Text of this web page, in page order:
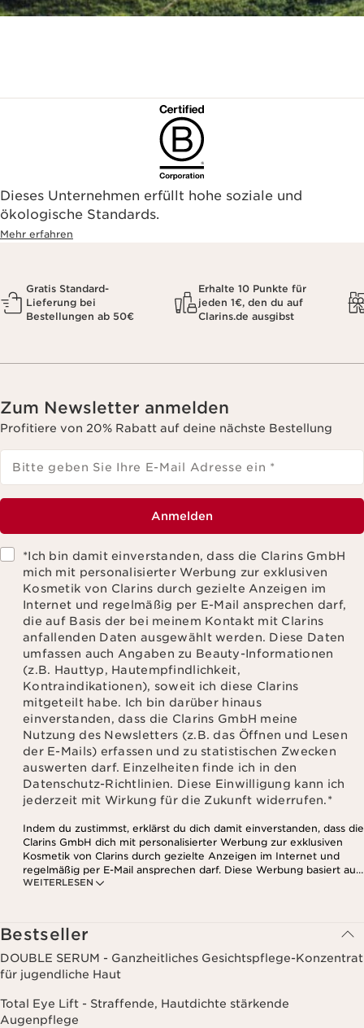
Dieses Unternehmen erfüllt hohe soziale und
ökologische Standards.
Mehr erfahren
Gratis Standard-
Lieferung bei
Bestellungen ab 50€
Erhalte 10 Punkte für
jeden 1€, den du auf
Clarins.de ausgibst
Zum Newsletter anmelden
Profitiere von 20% Rabatt auf deine nächste Bestellung
Bitte geben Sie Ihre E-Mail Adresse ein *
Anmelden
*Ich bin damit einverstanden, dass die Clarins GmbH
mich mit personalisierter Werbung zur exklusiven
Kosmetik von Clarins durch gezielte Anzeigen im
Internet und regelmäßig per E-Mail ansprechen darf,
die auf Basis der bei meinem Kontakt mit Clarins
anfallenden Daten ausgewählt werden. Diese Daten
umfassen auch Angaben zu Beauty-Informationen
(z.B. Hauttyp, Hautempfindlichkeit,
Kontraindikationen), soweit ich diese Clarins
mitgeteilt habe. Ich bin darüber hinaus
einverstanden, dass die Clarins GmbH meine
Nutzung des Newsletters (z.B. das Öffnen und Lesen
der E-Mails) erfassen und zu statistischen Zwecken
auswerten darf. Einzelheiten finde ich in den
Datenschutz-Richtlinien. Diese Einwilligung kann ich
jederzeit mit Wirkung für die Zukunft widerrufen.*
WEITERLESEN
Indem du zustimmst, erklärst du dich damit einverstanden, dass die
Clarins GmbH dich mit personalisierter Werbung zur exklusiven
Kosmetik von Clarins durch gezielte Anzeigen im Internet und
regelmäßig per E-Mail ansprechen darf. Diese Werbung basiert auf
den Daten, die bei deinem Kontakt mit Clarins anfallen,
mitgeteilt hast. Außerdem stimmst du zu, dass die Clarins GmbH
dein Nutzungsverhalten im Zusammenhang mit dem Newsletter
(z.B. das Öffnen und Lesen der E-Mails) erfassen und zu
statistischen Zwecken auswerten darf. Weitere Informationen
findest du in den Datenschutz-Richtlinien. Diese Einwilligung
Bestseller
DOUBLE SERUM - Ganzheitliches Gesichtspflege-Konzentrat
für jugendliche Haut
Total Eye Lift - Straffende, Hautdichte stärkende
Augenpflege